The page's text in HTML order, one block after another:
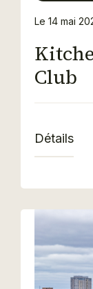
Club
Le 14 mai
Détails